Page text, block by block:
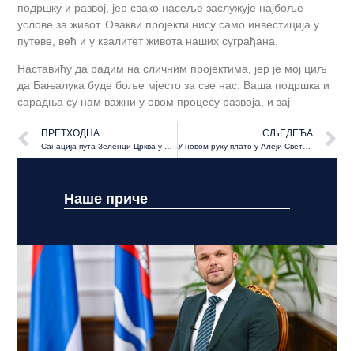
подршку и развој, јер свако насеље заслужује најбоље
услове за живот. Овакви пројекти нису само инвестиција у
путеве, већ и у квалитет живота наших суграђана.
Наставићу да радим на сличним пројектима, јер је мој циљ
да Бањалука буде боље мјесто за све нас. Ваша подршка и
сарадња су нам важни у овом процесу развоја, и зај
ПРЕТХОДНА
Санација пута Зеленци Црква у Колима
СЉЕДЕЋА
У новом руху плато у Алеји Светог Саве, станари ће добити и јавну чесму
Наше приче